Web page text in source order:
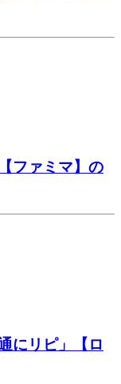
ファミマ】の
にリピ」【ロ